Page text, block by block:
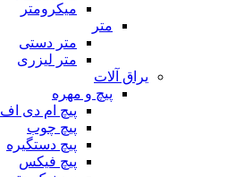
میکرومتر
متر
متر دستی
متر لیزری
یراق آلات
پیچ و مهره
پیچ ام دی اف
پیچ چوب
پیچ دستگیره
پیچ فیکس